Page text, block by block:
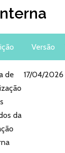
Versão
de
da
17/04/2026